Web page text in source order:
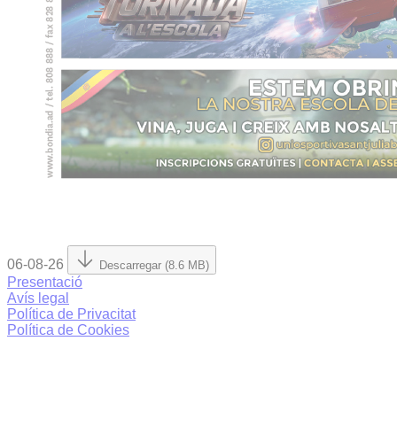
06-08-26 Descarregar (8.6 MB)
Presentació
Avís legal
Política de Privacitat
Política de Cookies